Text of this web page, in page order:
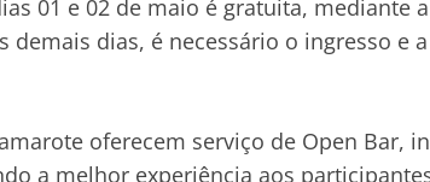
01 e 02 de maio é gratuita, mediante
dias, é necessário o ingresso e
oferecem serviço de Open Bar,
a melhor experiência aos